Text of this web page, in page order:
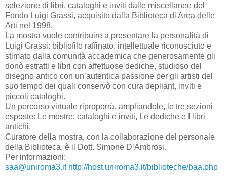
selezione di libri, cataloghi e inviti dalle miscellanee del
Fondo Luigi Grassi, acquisito dalla Biblioteca di Area delle
Arti nel 1998.
La mostra vuole contribuire a presentare la personalità di
Luigi Grassi: bibliofilo raffinato, intellettuale riconosciuto e
stimato dalla comunità accademica che generosamente gli
donò estratti e libri con affettuose dediche, studioso del
disegno antico con un’autentica passione per gli artisti del
suo tempo dei quali conservò con cura depliant, inviti e
piccoli cataloghi.
Un percorso virtuale riproporrà, ampliandole, le tre sezioni
esposte: Le mostre: cataloghi e inviti, Le dediche e I libri
antichi.
Curatore della mostra, con la collaborazione del personale
della Biblioteca, è il Dott. Simone D’Ambrosi.
Per informazioni:
saa@uniroma3.it http://host.uniroma3.it/biblioteche/baa.php